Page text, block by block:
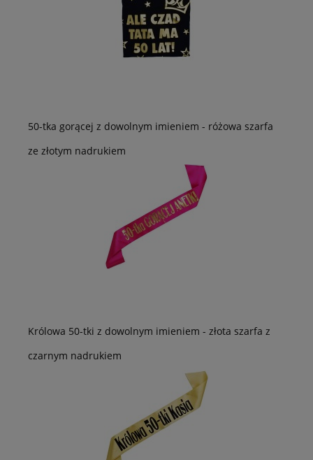
50-tka gorącej z dowolnym imieniem - różowa szarfa
ze złotym nadrukiem
Królowa 50-tki z dowolnym imieniem - złota szarfa z
czarnym nadrukiem